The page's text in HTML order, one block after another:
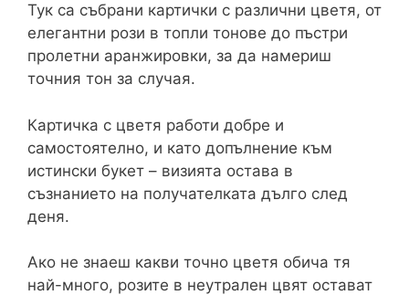
Тук са събрани картички с различни цветя, от
елегантни рози в топли тонове до пъстри
пролетни аранжировки, за да намериш
точния тон за случая.
Картичка с цветя работи добре и
самостоятелно, и като допълнение към
истински букет – визията остава в
съзнанието на получателката дълго след
деня.
Ако не знаеш какви точно цветя обича тя
най-много, розите в неутрален цвят остават